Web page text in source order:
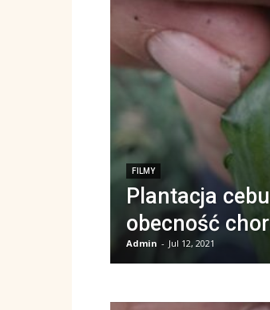
FILMY
Plantacja
obecność
Admin - Jul 12, 2021